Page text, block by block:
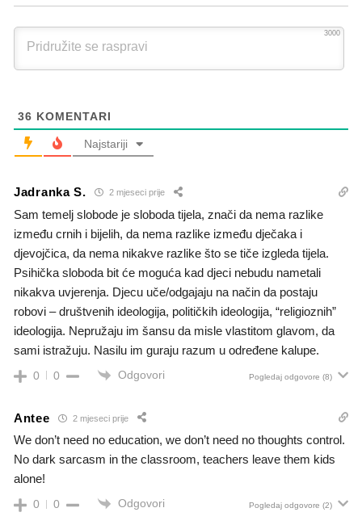
3000
36 KOMENTARI
Najstariji
Jadranka S. 2 mjeseci prije
Sam temelj slobode je sloboda tijela, znači da nema razlike
između crnih i bijelih, da nema razlike između dječaka i
djevojčica, da nema nikakve razlike što se tiče izgleda tijela.
Psihička sloboda bit će moguća kad djeci nebudu nametali
nikakva uvjerenja. Djecu uče/odgajaju na način da postaju
robovi – društvenih ideologija, političkih ideologija, “religioznih”
ideologija. Nepružaju im šansu da misle vlastitom glavom, da
sami istražuju. Nasilu im guraju razum u određene kalupe.
0 0 Odgovori Pogledaj odgovore (8)
Antee 2 mjeseci prije
We don’t need no education, we don’t need no thoughts control.
No dark sarcasm in the classroom, teachers leave them kids
alone!
0 0 Odgovori Pogledaj odgovore (2)